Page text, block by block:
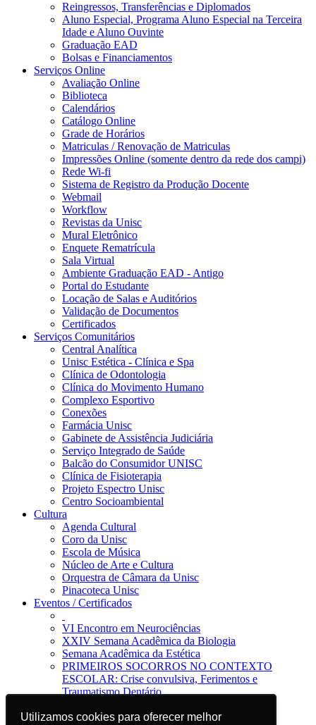
Utilizamos cookies para oferecer melhor
Utilizamos cookies para oferecer melhor
Reingressos, Transferências e Diplomados
Aluno Especial, Programa Aluno Especial na Terceira
Idade e Aluno Ouvinte
Graduação EAD
Bolsas e Financiamentos
Serviços Online
Avaliação Online
Biblioteca
Calendários
Catálogo Online
Grade de Horários
Matriculas / Renovação de Matriculas
Impressões Online (somente dentro da rede dos campi)
Rede Wi-fi
Sistema de Registro da Produção Docente
Webmail
Workflow
Revistas da Unisc
Mural Eletrônico
Enquete Rematrícula
Sala Virtual
Ambiente Graduação EAD - Antigo
Portal do Estudante
Locação de Salas e Auditórios
Validação de Documentos
Certificados
Serviços Comunitários
Central Analítica
Unisc Estética - Clínica e Spa
Clínica de Odontologia
Clínica do Movimento Humano
Complexo Esportivo
Conexões
Farmácia Unisc
Gabinete de Assistência Judiciária
Serviço Integrado de Saúde
Balcão do Consumidor UNISC
Clínica de Fisioterapia
Projeto Espectro Unisc
Centro Socioambiental
Cultura
Agenda Cultural
Coro da Unisc
Escola de Música
Núcleo de Arte e Cultura
Orquestra de Câmara da Unisc
Pinacoteca Unisc
Eventos / Certificados
VI Encontro em Neurociências
XXIV Semana Acadêmica da Biologia
Semana Acadêmica da Estética
PRIMEIROS SOCORROS NO CONTEXTO
ESCOLAR: Crise convulsiva, Ferimentos e
Traumatismo Dentário
Jornal da Unisc